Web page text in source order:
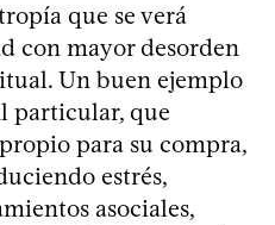
que se verá
con mayor desorden
Un buen ejemplo
particular, que
para su compra,
estrés,
asociales,